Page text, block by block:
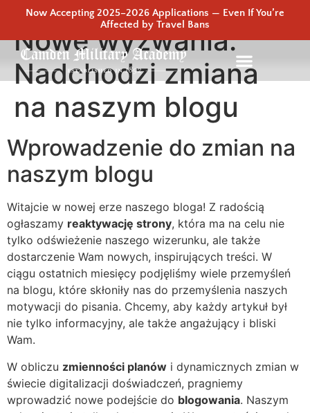
Now Accepting 2025–2026 Applications — Even If You’re
Affected by Travel Bans
Nowe wyzwania:
Nadchodzi zmiana
na naszym blogu
Wprowadzenie do zmian na
naszym blogu
Witajcie w nowej erze naszego bloga! Z radością
ogłaszamy reaktywację strony, która ma na celu nie
tylko odświeżenie naszego wizerunku, ale także
dostarczenie Wam nowych, inspirujących treści. W
ciągu ostatnich miesięcy podjęliśmy wiele przemyśleń
na blogu, które skłoniły nas do przemyślenia naszych
motywacji do pisania. Chcemy, aby każdy artykuł był
nie tylko informacyjny, ale także angażujący i bliski
Wam.
W obliczu zmienności planów i dynamicznych zmian w
świecie digitalizacji doświadczeń, pragniemy
wprowadzić nowe podejście do blogowania. Naszym